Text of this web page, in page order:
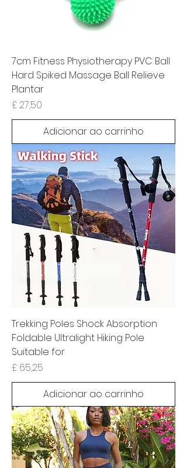
7cm Fitness Physiotherapy PVC Ball
Hard Spiked Massage Ball Relieve
Plantar
Preço
£ 27,50
Adicionar ao carrinho
Trekking Poles Shock Absorption
Foldable Ultralight Hiking Pole
Suitable for
Preço
£ 65,25
Adicionar ao carrinho